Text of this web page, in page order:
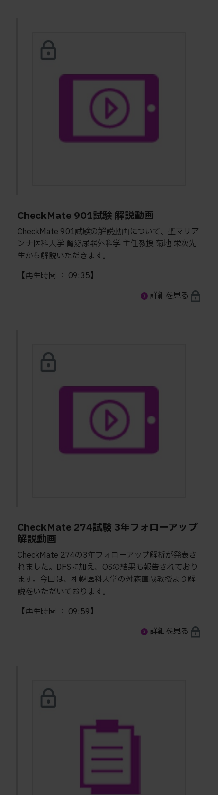
CheckMate 901試験 解説動画
CheckMate 901試験の解説動画について、聖マリア
ンナ医科大学 腎泌尿器外科学 主任教授 菊地 栄次先
生から解説いただきます。
【再生時間 ： 09:35】
詳細を見る
CheckMate 274試験 3年フォローアップ
解説動画
CheckMate 274の3年フォローアップ解析が発表さ
れました。DFSに加え、OSの結果も報告されており
ます。今回は、札幌医科大学の舛森直哉教授より解
説をいただいております。
【再生時間 ： 09:59】
詳細を見る